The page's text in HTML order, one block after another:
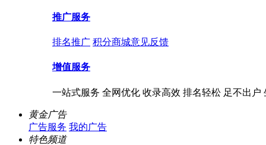
推广服务
排名推广 积分商城意见反馈
增值服务
一站式服务 全网优化 收录高效 排名轻松 足不出户
黄金广告
广告服务 我的广告
特色频道